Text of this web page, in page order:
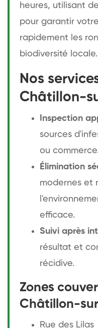
heures, utilisant
pour garantir
rapidement les
biodiversité locale.
Nos
Châtillon-
Inspection
sources
ou
Élimination
modernes et
efficace.
Suivi après
résultat et
récidive.
Zones
Châtillon-
Rue des Lilas